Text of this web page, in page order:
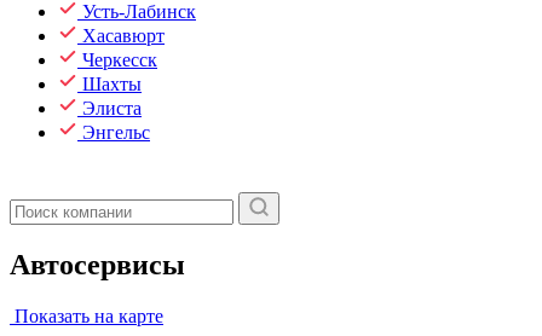
Усть-Лабинск
Хасавюрт
Черкесск
Шахты
Элиста
Энгельс
Автосервисы
Показать на карте